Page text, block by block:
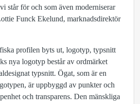
står för och som även moderniserar
Funck Ekelund, marknadsdirektör
profilen byts ut, logotyp, typsnitt
nya logotyp består av ordmärket
typsnitt. Ögat, som är en
är uppbyggd av punkter och
och transparens. Den mänskliga